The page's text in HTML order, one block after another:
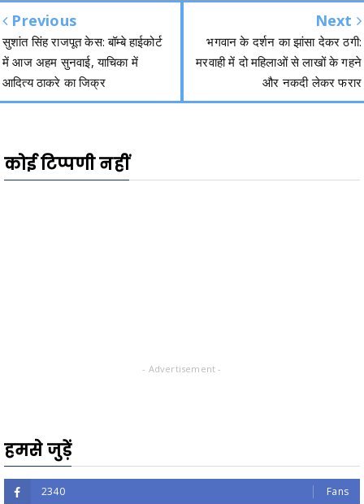
Previous
सुशांत सिंह राजपूत केस: बॉम्बे हाईकोर्ट
में आज अहम सुनवाई, याचिका में
आदित्य ठाकरे का जिक्र
Next
भगवान के दर्शन का झांसा देकर ठगी:
मरवाही में दो महिलाओं से लाखों के गहने
और नकदी लेकर फरार
कोई टिप्पणी नहीं
- Advertisement -
हमसे जुड़ें
2340 Fans